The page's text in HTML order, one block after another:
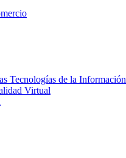
Tecnologías de la Información
Virtual